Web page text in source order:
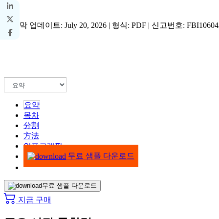
마지막 업데이트: July 20, 2026 | 형식: PDF | 신고번호:
요약
목차
分割
方法
인포그래픽
무료 샘플 다운로드
무료 샘플 다운로드
지금 구매